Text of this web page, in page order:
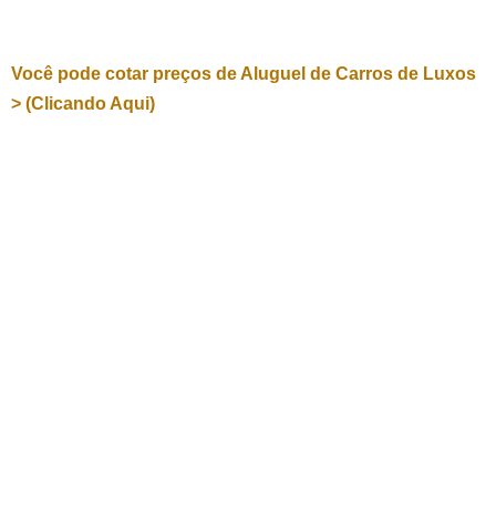
Você pode cotar preços de Aluguel de Carros de Luxos
> (Clicando Aqui)